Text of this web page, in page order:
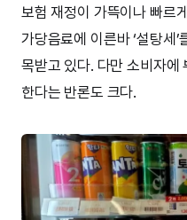
보험 재정이 가뜩이나 빠르
가당음료에 이른바 ‘설탕세
목받고 있다. 다만 소비자에
한다는 반론도 크다.